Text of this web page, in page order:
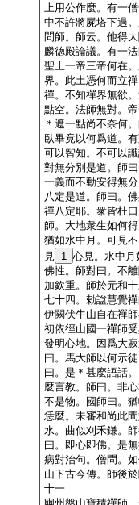
上用公作麼。有一
中不許將屍塔下過
問師。師云。他得
麟徳殿論議。有一
聖上一帝三帝何在
界。此土憑何而立
禪。不知禪界無欲
點空。法師無對。
＊遮一點尚不奈何
臥畢竟以何爲道。
可以智知。不可以
對無分別是道。師
一義而不動安得無
八定是道。師曰。
禪八定耶。衆皆杜
師。大地衆生如何
猶如水中月。可見
見 1 心見。水中月
佛性。師對曰。不
加欽重。師於元和
七十四。勅諡慧覺
伊闕伏牛山自在禪
初依徑山國一禪師
發明心地。因爲大
曰。馬大師以何示
曰。是＊甚麼語話
麼言教。師曰。非
不是物。國師曰。
恁麼。未審和尚此
水。曲似刈禾鎌。
曰。即心即佛。是
病對治句。僧問。
山下古今傳。師後
十一